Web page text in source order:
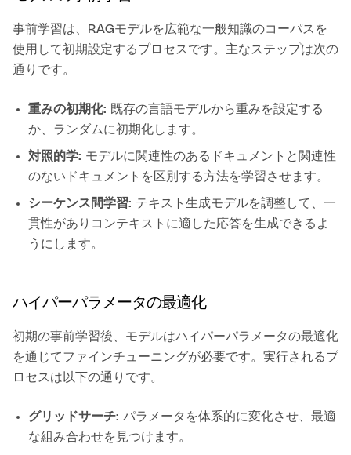
事前学習は、RAGモデルを広範な一般知識のコーパスを
使用して初期設定するプロセスです。主なステップは次の
通りです。
重みの初期化: 既存の言語モデルから重みを設定する
か、ランダムに初期化します。
対照的学: モデルに関連性のあるドキュメントと関連性
のないドキュメントを区別する方法を学習させます。
シーケンス間学習: テキスト生成モデルを調整して、一
貫性がありコンテキストに適した応答を生成できるよ
うにします。
ハイパーパラメータの最適化
初期の事前学習後、モデルはハイパーパラメータの最適化
を通じてファインチューニングが必要です。実行されるプ
ロセスは以下の通りです。
グリッドサーチ: パラメータを体系的に変化させ、最適
な組み合わせを見つけます。